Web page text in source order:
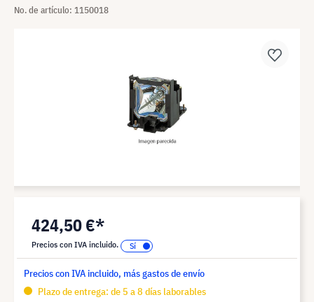
No. de artículo: 1150018
424,50 €*
Precios con IVA incluido.
Precios con IVA incluido, más gastos de envío
Plazo de entrega: de 5 a 8 días laborables